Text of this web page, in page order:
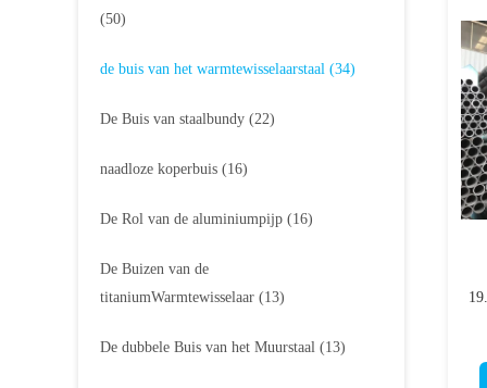
(50)
de buis van het warmtewisselaarstaal (34)
De Buis van staalbundy (22)
naadloze koperbuis (16)
De Rol van de aluminiumpijp (16)
De Buizen van de
titaniumWarmtewisselaar (13)
De dubbele Buis van het Muurstaal (13)